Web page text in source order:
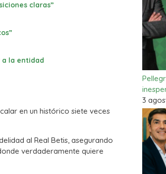
claras”
a la entidad
en un histórico siete veces
al Real Betis, asegurando
verdaderamente quiere
3